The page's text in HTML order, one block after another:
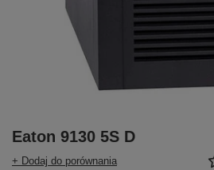
Eaton 9130 5S D
+ Dodaj do porównania